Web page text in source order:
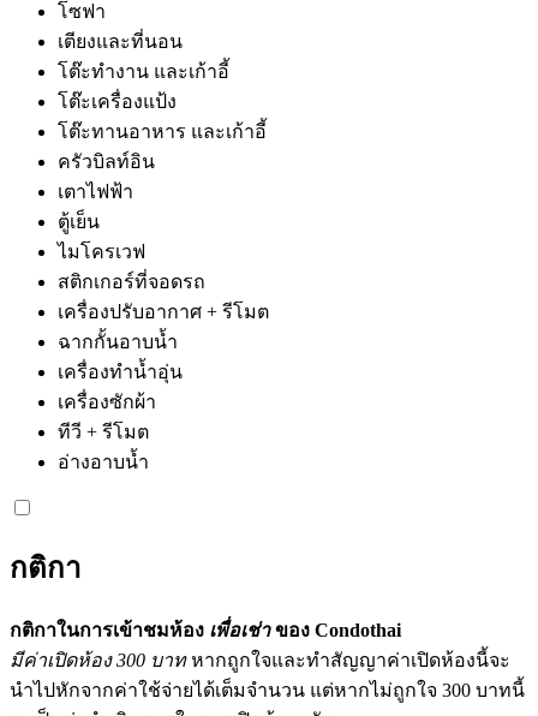
โซฟา
เตียงและที่นอน
โต๊ะทำงาน และเก้าอี้
โต๊ะเครื่องแป้ง
โต๊ะทานอาหาร และเก้าอี้
ครัวบิลท์อิน
เตาไฟฟ้า
ตู้เย็น
ไมโครเวฟ
สติกเกอร์ที่จอดรถ
เครื่องปรับอากาศ + รีโมต
ฉากกั้นอาบน้ำ
เครื่องทำน้ำอุ่น
เครื่องซักผ้า
ทีวี + รีโมต
อ่างอาบน้ำ
กติกา
กติกาในการเข้าชมห้อง เพื่อเช่าของ Condothai
มีค่าเปิดห้อง 300 บาทหากถูกใจและทำสัญญาค่าเปิดห้องนี้จะ
นำไปหักจากค่าใช้จ่ายได้เต็มจำนวน แต่หากไม่ถูกใจ 300 บาทนี้